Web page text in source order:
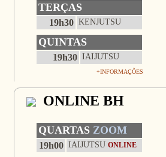
TERÇAS
19h30 KENJUTSU
QUINTAS
19h30 IAIJUTSU
+INFORMAÇÕES
ONLINE BH
QUARTAS ZOOM
19h00 IAIJUTSU ONLINE